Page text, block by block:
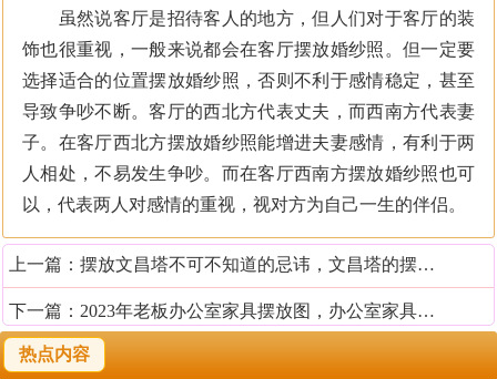
虽然说客厅是招待客人的地方，但人们对于客厅的装
饰也很重视，一般来说都会在客厅摆放婚纱照。但一定要
选择适合的位置摆放婚纱照，否则不利于感情稳定，甚至
导致争吵不断。客厅的西北方代表丈夫，而西南方代表妻
子。在客厅西北方摆放婚纱照能增进夫妻感情，有利于两
人相处，不易发生争吵。而在客厅西南方摆放婚纱照也可
以，代表两人对感情的重视，视对方为自己一生的伴侣。
上一篇： 摆放文昌塔不可不知道的忌讳，文昌塔的摆放风水
下一篇： 2023年老板办公室家具摆放图，办公室家具最佳摆放的方法
热点内容